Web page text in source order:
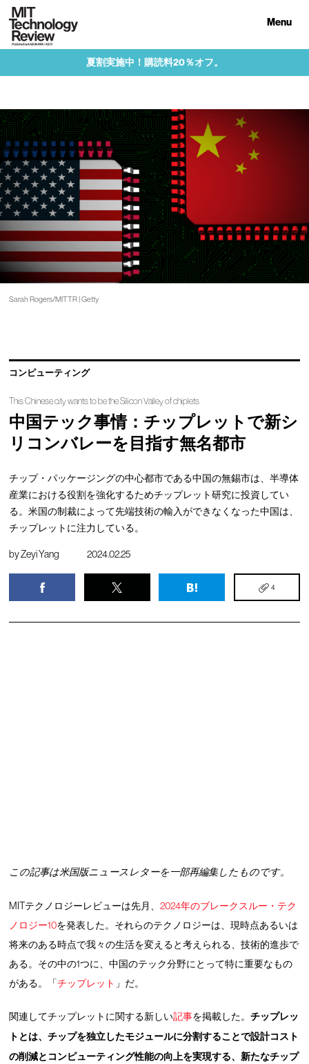
Menu
夏割実施中！購読料20％オフ。
Sarah Rogers/MITTR | Getty
コンピューティング
This Chinese city wants to be the Silicon Valley of chiplets
中国テック事情：チップレットで新シ
リコンバレーを目指す無名都市
チップ・パッケージングの中心都市である中国の無錫市は、半導体
産業における役割を強化するためチップレット研究に投資してい
る。米国の制裁によって先端技術の輸入ができなくなった中国は、
チップレットに注力している。
byZeyi Yang 2024.02.25
4
この記事は米国版ニュースレターを一部再編集したものです。
MITテクノロジーレビューは先月、2024年のブレークスルー・テク
ノロジー10を発表した。それらのテクノロジーは、現時点あるいは
将来のある時点で我々の生活を変えると考えられる、技術的進歩で
ある。その中の1つに、中国のテック分野にとって特に重要なもの
がある。「チップレット 」だ。
関連してチップレットに関する新しい記事を掲載した。チップレッ
トとは、チップを独立したモジュールに分割することで設計コスト
の削減とコンピューティング性能の向上を実現する、新たなチップ